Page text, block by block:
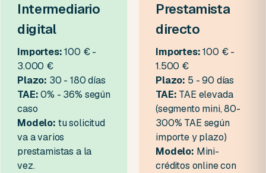
Intermediario
digital
Importes:100 € -
3.000 €
Plazo: 30 - 180 días
TAE:0% - 36% según
caso
Modelo: tu solicitud
va a varios
prestamistas a la
vez.
Prestamista
directo
Importes:100 € -
1.500 €
Plazo: 5 - 90 días
TAE: TAE elevada
(segmento mini, 80-
300% TAE según
importe y plazo)
Modelo: Mini-
créditos online con